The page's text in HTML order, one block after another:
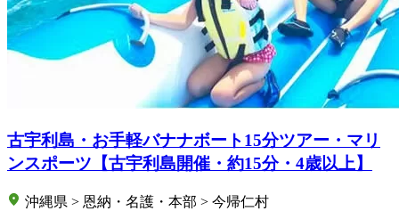
古宇利島・お手軽バナナボート15分ツアー・マリ
ンスポーツ【古宇利島開催・約15分・4歳以上】
沖縄県 > 恩納・名護・本部 > 今帰仁村